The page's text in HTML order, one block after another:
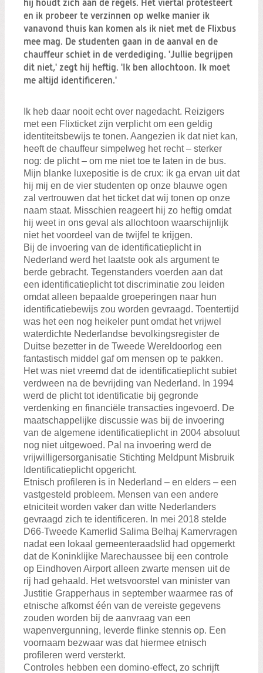
hij houdt zich aan de regels. Het viertal protesteert
en ik probeer te verzinnen op welke manier ik
vanavond thuis kan komen als ik niet met de Flixbus
mee mag. De studenten gaan in de aanval en de
chauffeur schiet in de verdediging. 'Jullie begrijpen
dit niet,' zegt hij heftig. 'Ik ben allochtoon. Ik moet
me altijd identificeren.'
Ik heb daar nooit echt over nagedacht. Reizigers
met een Flixticket zijn verplicht om een geldig
identiteitsbewijs te tonen. Aangezien ik dat niet kan,
heeft de chauffeur simpelweg het recht – sterker
nog: de plicht – om me niet toe te laten in de bus.
Mijn blanke luxepositie is de crux: ik ga ervan uit dat
hij mij en de vier studenten op onze blauwe ogen
zal vertrouwen dat het ticket dat wij tonen op onze
naam staat. Misschien reageert hij zo heftig omdat
hij weet in ons geval als allochtoon waarschijnlijk
niet het voordeel van de twijfel te krijgen.
Bij de invoering van de identificatieplicht in
Nederland werd het laatste ook als argument te
berde gebracht. Tegenstanders voerden aan dat
een identificatieplicht tot discriminatie zou leiden
omdat alleen bepaalde groeperingen naar hun
identificatiebewijs zou worden gevraagd. Toentertijd
was het een nog heikeler punt omdat het vrijwel
waterdichte Nederlandse bevolkingsregister de
Duitse bezetter in de Tweede Wereldoorlog een
fantastisch middel gaf om mensen op te pakken.
Het was niet vreemd dat de identificatieplicht subiet
verdween na de bevrijding van Nederland. In 1994
werd de plicht tot identificatie bij gegronde
verdenking en financiële transacties ingevoerd. De
maatschappelijke discussie was bij de invoering
van de algemene identificatieplicht in 2004 absoluut
nog niet uitgewoed. Pal na invoering werd de
vrijwilligersorganisatie Stichting Meldpunt Misbruik
Identificatieplicht opgericht.
Etnisch profileren is in Nederland – en elders – een
vastgesteld probleem. Mensen van een andere
etniciteit worden vaker dan witte Nederlanders
gevraagd zich te identificeren. In mei 2018 stelde
D66-Tweede Kamerlid Salima Belhaj Kamervragen
nadat een lokaal gemeenteraadslid had opgemerkt
dat de Koninklijke Marechaussee bij een controle
op Eindhoven Airport alleen zwarte mensen uit de
rij had gehaald. Het wetsvoorstel van minister van
Justitie Grapperhaus in september waarmee ras of
etnische afkomst één van de vereiste gegevens
zouden worden bij de aanvraag van een
wapenvergunning, leverde flinke stennis op. Een
voornaam bezwaar was dat hiermee etnisch
profileren werd versterkt.
Controles hebben een domino-effect, zo schrijft